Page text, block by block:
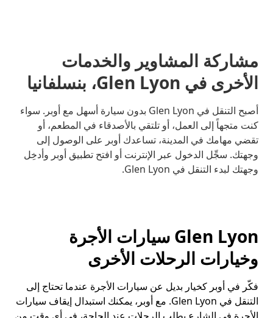
مشاركة المشاوير والخدمات
الأخرى في Glen Lyon، بنسلفانيا
أصبح التنقل في Glen Lyon بدون سيارة أسهل مع أوبر. سواء
كنت متجهاً إلى العمل، أو تلتقي بالأصدقاء في المطعم، أو
تقضي مهامك في المدينة، تساعدك أوبر على الوصول إلى
وجهتك. سجِّل الدخول عبر الإنترنت أو افتح تطبيق أوبر وأدخِل
وجهتك لبدء التنقل في Glen Lyon.
Glen Lyon سيارات الأجرة
وخيارات الرحلات الأخرى
فكّر في أوبر كخيار بديل عن سيارات الأجرة عندما تحتاج إلى
التنقل في Glen Lyon. مع أوبر، يمكنك استبدال إيقاف سيارات